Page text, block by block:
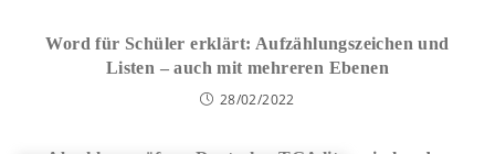
Word für Schüler erklärt: Aufzählungszeichen und
Listen – auch mit mehreren Ebenen
28/02/2022